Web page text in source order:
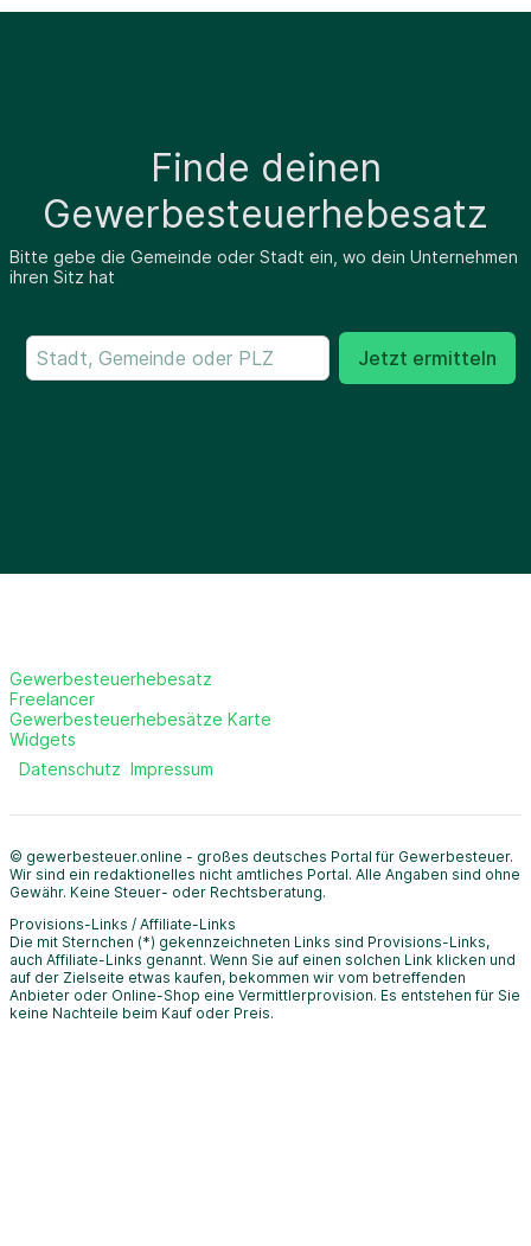
Finde deinen
Gewerbesteuerhebesatz
Bitte gebe die Gemeinde oder Stadt ein, wo dein Unternehmen
ihren Sitz hat
Jetzt ermitteln
Gewerbesteuerhebesatz
Freelancer
Gewerbesteuerhebesätze Karte
Widgets
Datenschutz Impressum
© gewerbesteuer.online - großes deutsches Portal für Gewerbesteuer.
Wir sind ein redaktionelles nicht amtliches Portal. Alle Angaben sind ohne
Gewähr. Keine Steuer- oder Rechtsberatung.
Provisions-Links / Affiliate-Links
Die mit Sternchen (*) gekennzeichneten Links sind Provisions-Links,
auch Affiliate-Links genannt. Wenn Sie auf einen solchen Link klicken und
auf der Zielseite etwas kaufen, bekommen wir vom betreffenden
Anbieter oder Online-Shop eine Vermittlerprovision. Es entstehen für Sie
keine Nachteile beim Kauf oder Preis.